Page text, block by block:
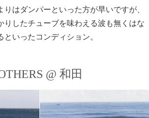
りはダンパーといった方が早いですが、
りしたチューブを味わえる波も無くはな
といったコンディション。
@ 和田